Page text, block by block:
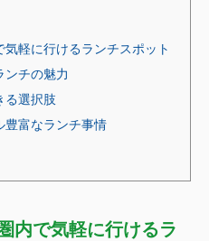
気軽に行けるランチスポット
ンチの魅力
る選択肢
豊富なランチ事情
内で気軽に行けるラ